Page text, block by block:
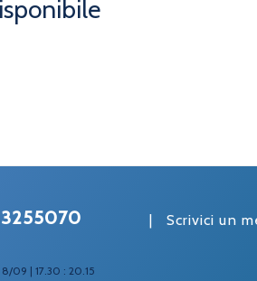
09 | 17.30 : 20.15
| Scrivici un